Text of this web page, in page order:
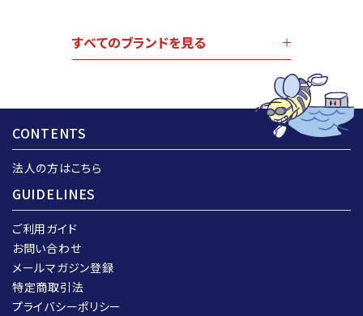
すべてのブランドを見る
CONTENTS
法人の方はこちら
GUIDELINES
ご利用ガイド
お問い合わせ
メールマガジン登録
特定商取引法
プライバシーポリシー